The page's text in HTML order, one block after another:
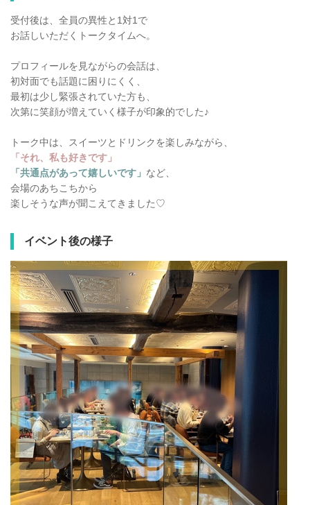
受付後は、全員の異性と1対1で
お話しいただくトークタイムへ。
プロフィールを見ながらの会話は、
初対面でも話題に困りにくく、
最初は少し緊張されていた方も、
次第に笑顔が増えていく様子が印象的でした♪
トーク中は、スイーツとドリンクを楽しみながら、
「それ、私も好きです」
「共通点があって嬉しいです」 など、
会場のあちこちから
楽しそうな声が聞こえてきました♡
イベント後の様子